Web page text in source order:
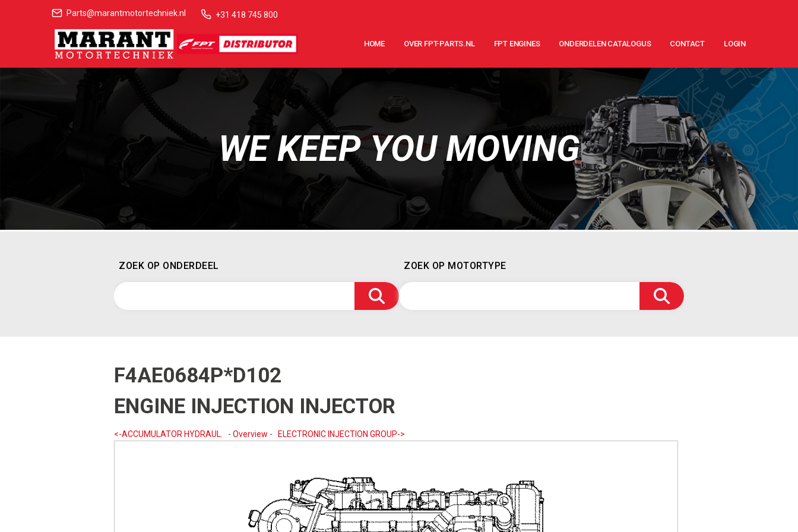
Parts@marantmotortechniek.nl +31 418 745 800
HOME OVER FPT-PARTS.NL FPT ENGINES ONDERDELEN CATALOGUS CONTACT LOGIN
WE KEEP YOU MOVING
ZOEK OP ONDERDEEL ZOEK OP MOTORTYPE
F4AE0684P*D102
ENGINE INJECTION INJECTOR
<-ACCUMULATOR HYDRAUL. - Overview - ELECTRONIC INJECTION GROUP->